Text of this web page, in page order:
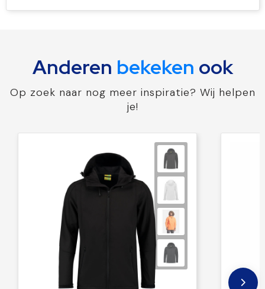
Anderen bekeken ook
Op zoek naar nog meer inspiratie? Wij helpen
je!